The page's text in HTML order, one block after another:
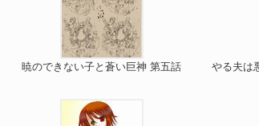
暁のできない子と蒼い巨神 第五話
やる夫は